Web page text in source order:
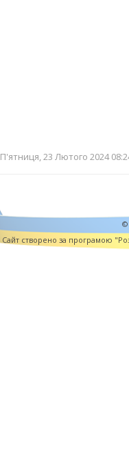
П'ятниця, 23 Лютого 2024
©
Cайт створено за програмою